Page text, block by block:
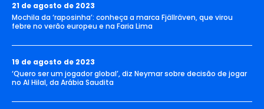
21 de agosto de 2023
Mochila da ‘raposinha’: conheça a marca Fjällräven, que virou
febre no verão europeu e na Faria Lima
19 de agosto de 2023
‘Quero ser um jogador global’, diz Neymar sobre decisão de jogar
no Al Hilal, da Arábia Saudita